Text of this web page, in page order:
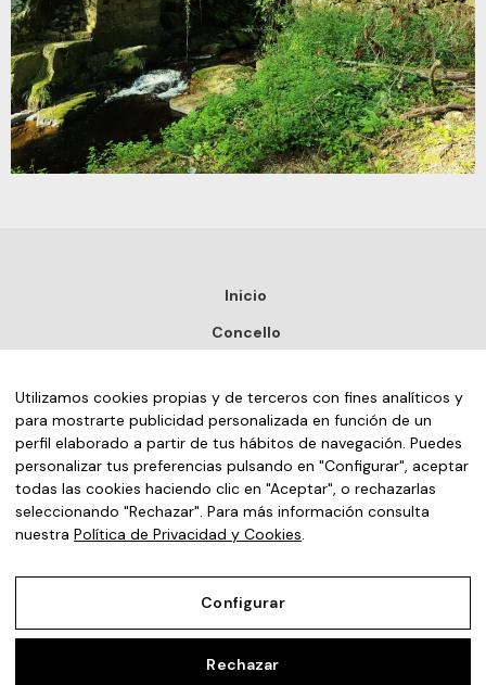
Inicio
Concello
Noticias
Sede electrónica
Contacto
Galego(Gallego) Español
Utilizamos cookies propias y de terceros con fines analíticos y
para mostrarte publicidad personalizada en función de un
perfil elaborado a partir de tus hábitos de navegación. Puedes
personalizar tus preferencias pulsando en "Configurar", aceptar
todas las cookies haciendo clic en "Aceptar", o rechazarlas
seleccionando "Rechazar". Para más información consulta
nuestra Política de Privacidad y Cookies.
Configurar
Rechazar
Aviso Legal